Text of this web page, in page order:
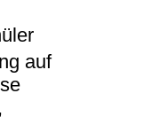
auf